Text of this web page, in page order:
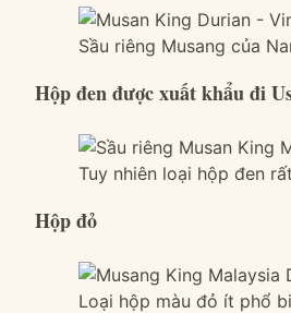
Sầu riêng Musang của
Hộp đen được xuất khẩu đi
Tuy nhiên loại hộp đen
Hộp đỏ
Loại hộp màu đỏ ít phổ